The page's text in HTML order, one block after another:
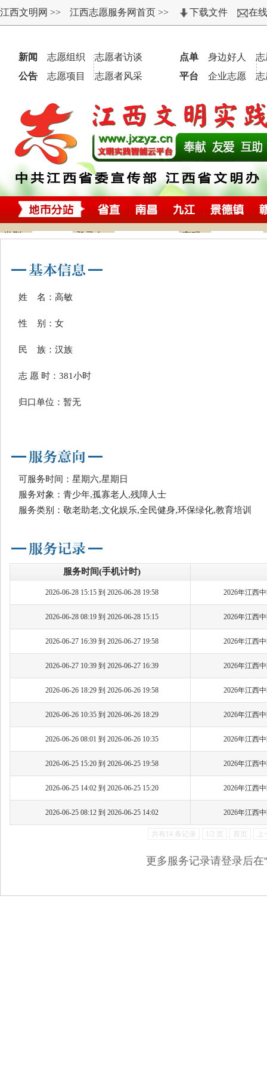
姓 名：高敏
性 别：女
民 族：汉族
志 愿 时：381小时
归口单位：暂无
可服务时间：星期六,星期日
服务对象：青少年,孤寡老人,残障人士
服务类别：敬老助老,文化娱乐,全民健身,环保绿化,教育培训